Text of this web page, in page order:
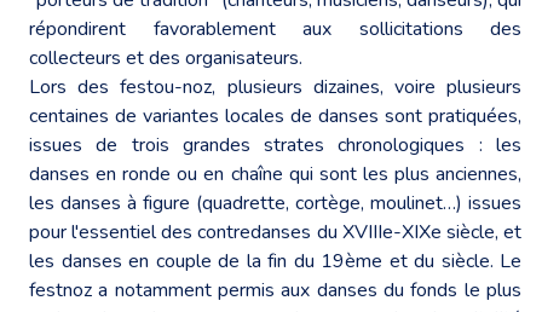
répondirent favorablement aux sollicitations des
collecteurs et des organisateurs.
Lors des festou-noz, plusieurs dizaines, voire plusieurs
centaines de variantes locales de danses sont pratiquées,
issues de trois grandes strates chronologiques : les
danses en ronde ou en chaîne qui sont les plus anciennes,
les danses à figure (quadrette, cortège, moulinet…) issues
pour l'essentiel des contredanses du XVIIIe-XIXe siècle, et
les danses en couple de la fin du 19ème et du siècle. Le
festnoz a notamment permis aux danses du fonds le plus